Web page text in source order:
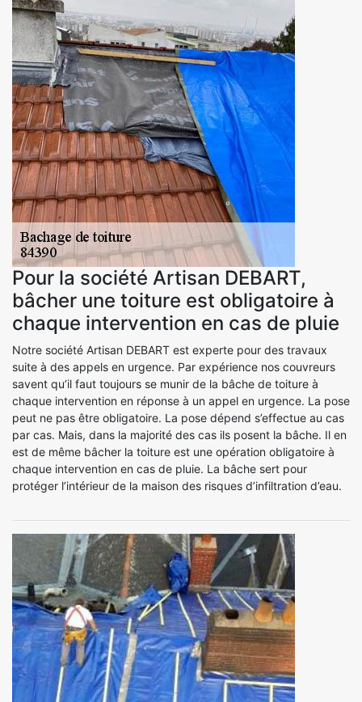
Pour la société Artisan DEBART,
bâcher une toiture est obligatoire à
chaque intervention en cas de pluie
Notre société Artisan DEBART est experte pour des travaux
suite à des appels en urgence. Par expérience nos couvreurs
savent qu’il faut toujours se munir de la bâche de toiture à
chaque intervention en réponse à un appel en urgence. La pose
peut ne pas être obligatoire. La pose dépend s’effectue au cas
par cas. Mais, dans la majorité des cas ils posent la bâche. Il en
est de même bâcher la toiture est une opération obligatoire à
chaque intervention en cas de pluie. La bâche sert pour
protéger l’intérieur de la maison des risques d’infiltration d’eau.